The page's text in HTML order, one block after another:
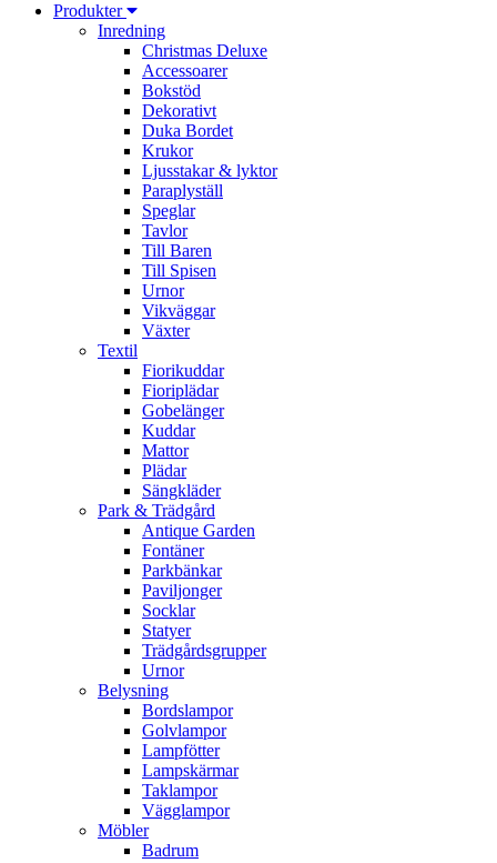
Produkter
Inredning
Christmas Deluxe
Accessoarer
Bokstöd
Dekorativt
Duka Bordet
Krukor
Ljusstakar & lyktor
Paraplyställ
Speglar
Tavlor
Till Baren
Till Spisen
Urnor
Vikväggar
Växter
Textil
Fiorikuddar
Fioriplädar
Gobelänger
Kuddar
Mattor
Plädar
Sängkläder
Park & Trädgård
Antique Garden
Fontäner
Parkbänkar
Paviljonger
Socklar
Statyer
Trädgårdsgrupper
Urnor
Belysning
Bordslampor
Golvlampor
Lampfötter
Lampskärmar
Taklampor
Vägglampor
Möbler
Badrum